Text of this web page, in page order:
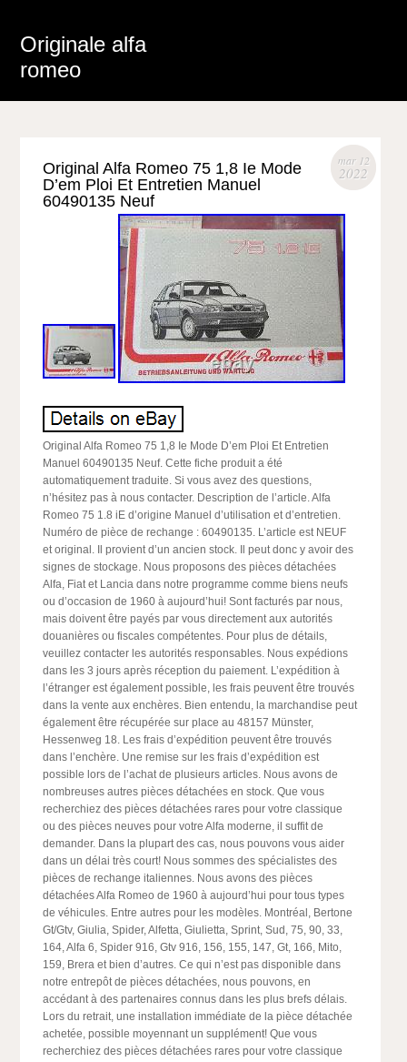
Originale alfa
romeo
mar 12
2022
Original Alfa Romeo 75 1,8 Ie Mode
D’em Ploi Et Entretien Manuel
60490135 Neuf
Original Alfa Romeo 75 1,8 Ie Mode D’em Ploi Et Entretien
Manuel 60490135 Neuf. Cette fiche produit a été
automatiquement traduite. Si vous avez des questions,
n’hésitez pas à nous contacter. Description de l’article. Alfa
Romeo 75 1.8 iE d’origine Manuel d’utilisation et d’entretien.
Numéro de pièce de rechange : 60490135. L’article est NEUF
et original. Il provient d’un ancien stock. Il peut donc y avoir des
signes de stockage. Nous proposons des pièces détachées
Alfa, Fiat et Lancia dans notre programme comme biens neufs
ou d’occasion de 1960 à aujourd’hui! Sont facturés par nous,
mais doivent être payés par vous directement aux autorités
douanières ou fiscales compétentes. Pour plus de détails,
veuillez contacter les autorités responsables. Nous expédions
dans les 3 jours après réception du paiement. L’expédition à
l’étranger est également possible, les frais peuvent être trouvés
dans la vente aux enchères. Bien entendu, la marchandise peut
également être récupérée sur place au 48157 Münster,
Hessenweg 18. Les frais d’expédition peuvent être trouvés
dans l’enchère. Une remise sur les frais d’expédition est
possible lors de l’achat de plusieurs articles. Nous avons de
nombreuses autres pièces détachées en stock. Que vous
recherchiez des pièces détachées rares pour votre classique
ou des pièces neuves pour votre Alfa moderne, il suffit de
demander. Dans la plupart des cas, nous pouvons vous aider
dans un délai très court! Nous sommes des spécialistes des
pièces de rechange italiennes. Nous avons des pièces
détachées Alfa Romeo de 1960 à aujourd’hui pour tous types
de véhicules. Entre autres pour les modèles. Montréal, Bertone
Gt/Gtv, Giulia, Spider, Alfetta, Giulietta, Sprint, Sud, 75, 90, 33,
164, Alfa 6, Spider 916, Gtv 916, 156, 155, 147, Gt, 166, Mito,
159, Brera et bien d’autres. Ce qui n’est pas disponible dans
notre entrepôt de pièces détachées, nous pouvons, en
accédant à des partenaires connus dans les plus brefs délais.
Lors du retrait, une installation immédiate de la pièce détachée
achetée, possible moyennant un supplément! Que vous
recherchiez des pièces détachées rares pour votre classique